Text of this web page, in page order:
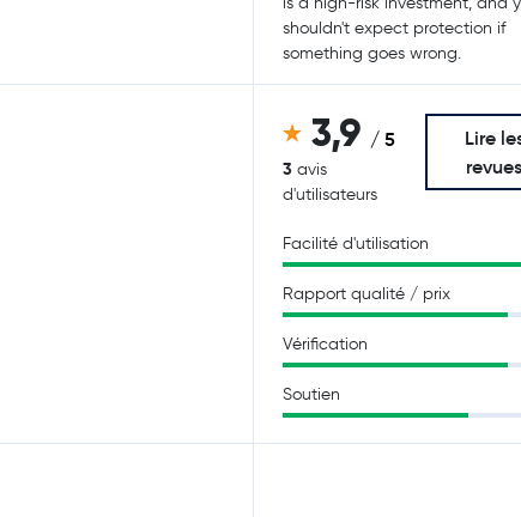
shouldn't expect protection if
something goes wrong.
3,9 / 5
3 avis
d'utilisateurs
Lire
revues
Facilité d'utilisation
Rapport qualité / prix
Vérification
Soutien